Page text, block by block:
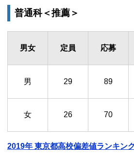
普通科＜推薦＞
男女 定員 応募
男 29 89
女 26 70
2019年 東京都高校偏差値ランキン